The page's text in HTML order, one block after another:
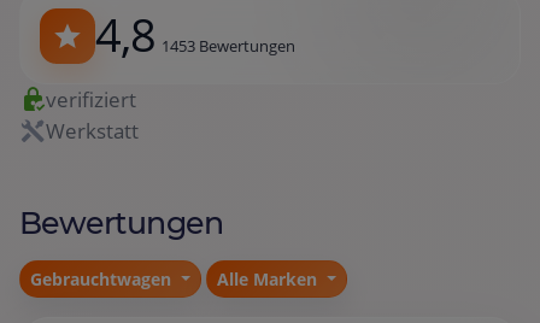
4,8 1453 Bewertungen
verifiziert
Werkstatt
Bewertungen
Gebrauchtwagen Alle Marken